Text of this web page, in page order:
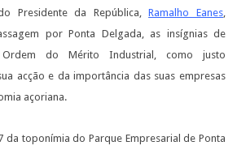
Presidente da República,Ramalho Eanes
por Ponta Delgada, as insígnias de
Ordem do Mérito Industrial, como justo
acção e da importância das suas empresas
açoriana.
da toponímia do Parque Empresarial de Ponta